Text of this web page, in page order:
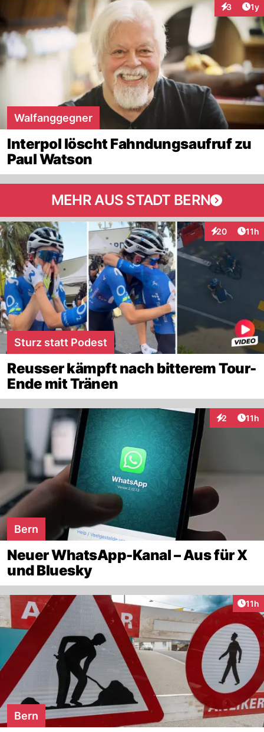
3 1y
Walfanggegner
Interpol löscht Fahndungsaufruf zu
Paul Watson
MEHR AUS STADT BERN
20
Interaktionen
11h
Sturz statt Podest
Reusser kämpft nach bitterem Tour-
Ende mit Tränen
2 11h
Bern
Neuer WhatsApp-Kanal – Aus für X
und Bluesky
11h
Bern